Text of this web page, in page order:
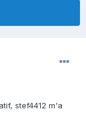
stef4412 m'a